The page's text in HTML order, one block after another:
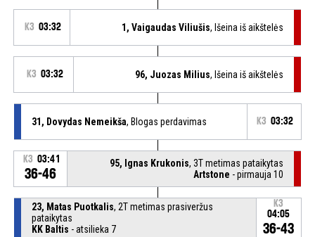
K3 03:32 1, Vaigaudas Viliušis, Išeina iš aikštelės
K3 03:32 96, Juozas Milius, Išeina iš aikštelės
31, Dovydas Nemeikša, Blogas perdavimas K3 03:32
K3 03:41
36-46
95, Ignas Krukonis, 3T metimas pataikytas
Artstone - pirmauja 10
23, Matas Puotkalis, 2T metimas prasiveržus
pataikytas
KK Baltis - atsilieka 7
K3
04:05
36-43